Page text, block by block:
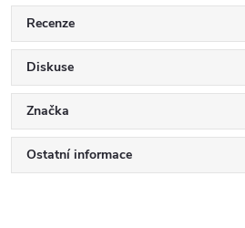
Recenze
Diskuse
Značka
Ostatní informace